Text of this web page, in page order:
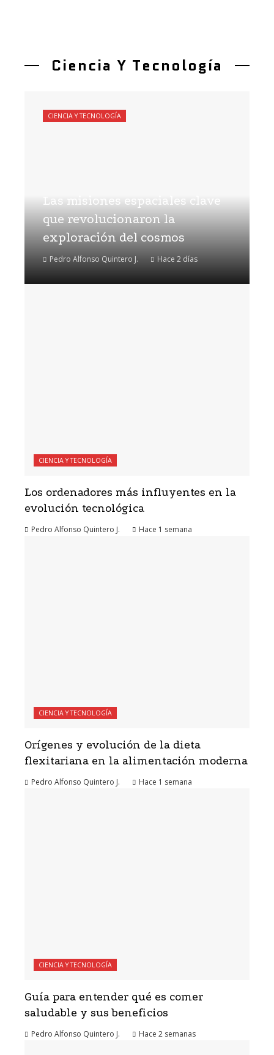
Ciencia Y Tecnología
Las misiones espaciales clave
que revolucionaron la
exploración del cosmos
Pedro Alfonso Quintero J. Hace 2 días
CIENCIA Y TECNOLOGÍA
CIENCIA Y TECNOLOGÍA
Los ordenadores más influyentes en la
evolución tecnológica
Pedro Alfonso Quintero J. Hace 1 semana
CIENCIA Y TECNOLOGÍA
Orígenes y evolución de la dieta
flexitariana en la alimentación moderna
Pedro Alfonso Quintero J. Hace 1 semana
CIENCIA Y TECNOLOGÍA
Guía para entender qué es comer
saludable y sus beneficios
Pedro Alfonso Quintero J. Hace 2 semanas